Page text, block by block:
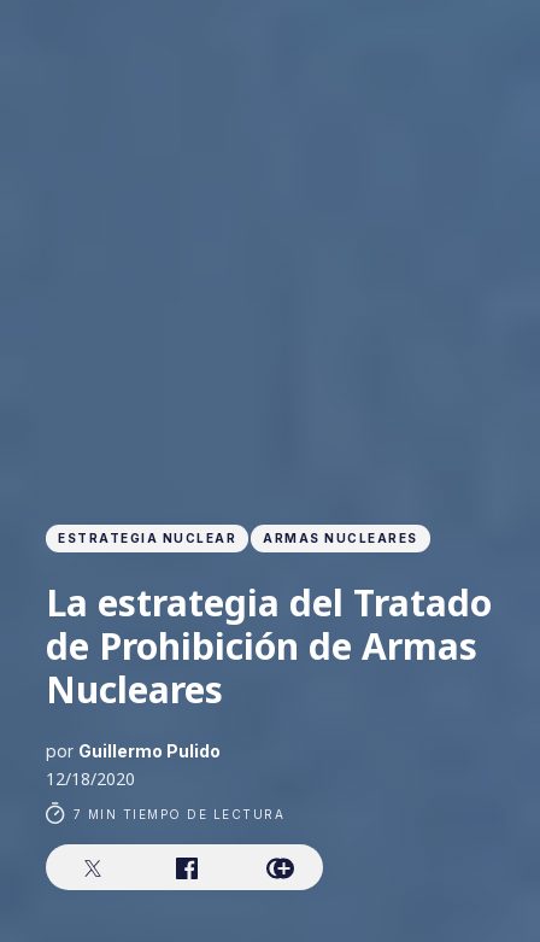
ESTRATEGIA NUCLEAR ARMAS NUCLEARES
La estrategia del Tratado
de Prohibición de Armas
Nucleares
por Guillermo Pulido
12/18/2020
7 MIN TIEMPO DE LECTURA